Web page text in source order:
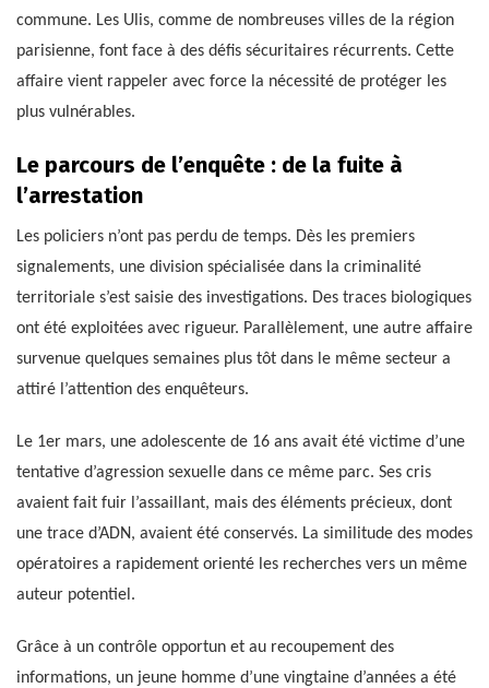
commune. Les Ulis, comme de nombreuses villes de la région
parisienne, font face à des défis sécuritaires récurrents. Cette
affaire vient rappeler avec force la nécessité de protéger les
plus vulnérables.
Le parcours de l’enquête : de la fuite à
l’arrestation
Les policiers n’ont pas perdu de temps. Dès les premiers
signalements, une division spécialisée dans la criminalité
territoriale s’est saisie des investigations. Des traces biologiques
ont été exploitées avec rigueur. Parallèlement, une autre affaire
survenue quelques semaines plus tôt dans le même secteur a
attiré l’attention des enquêteurs.
Le 1er mars, une adolescente de 16 ans avait été victime d’une
tentative d’agression sexuelle dans ce même parc. Ses cris
avaient fait fuir l’assaillant, mais des éléments précieux, dont
une trace d’ADN, avaient été conservés. La similitude des modes
opératoires a rapidement orienté les recherches vers un même
auteur potentiel.
Grâce à un contrôle opportun et au recoupement des
informations, un jeune homme d’une vingtaine d’années a été